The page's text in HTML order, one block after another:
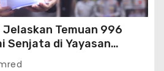
Temuan 996
Senjata di Yayasan